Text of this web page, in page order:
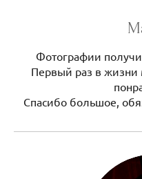
Фотографии
Первый раз в жизни
Спасибо большое,